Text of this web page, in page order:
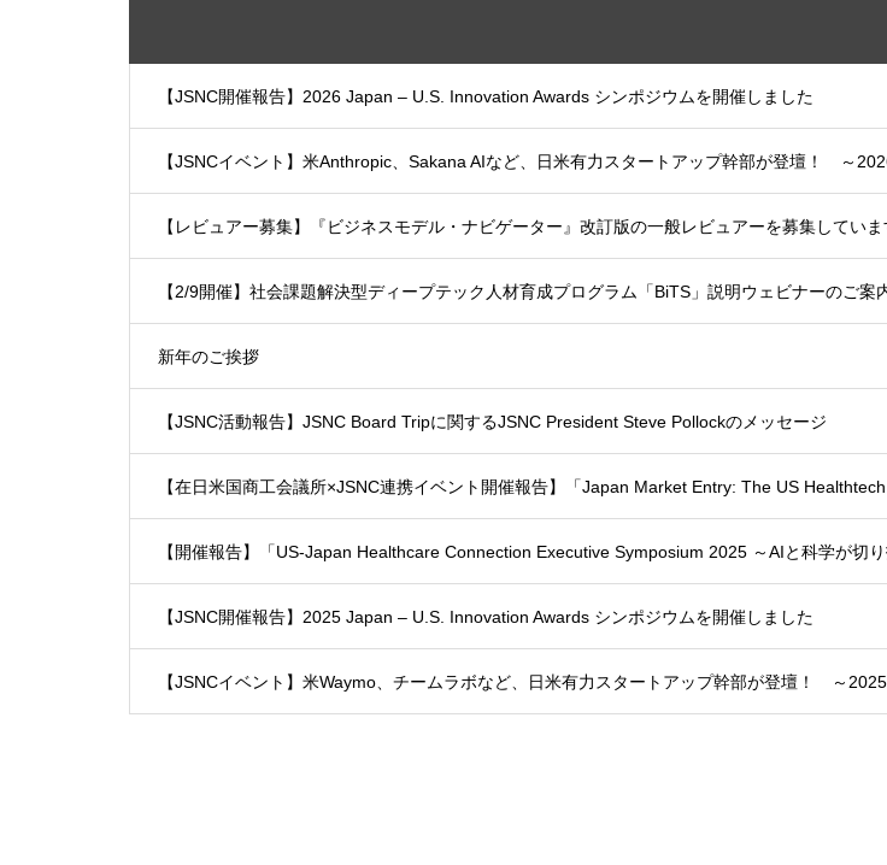
【JSNC開催報告】2026 Japan – U.S. Innovation Awards シンポジウムを開催しました
【JSNCイベント】米Anthropic、Sakana AIなど、日米有力スタートアップ幹部が登壇！ ～
【レビュアー募集】『ビジネスモデル・ナビゲーター』改訂版の一般レビュアーを募集していま
【2/9開催】社会課題解決型ディープテック人材育成プログラム「BiTS」説明ウェビナーのご案
新年のご挨拶
【JSNC活動報告】JSNC Board Tripに関するJSNC President Steve Pollockのメッセージ
【在日米国商工会議所×JSNC連携イベント開催報告】「Japan Market Entry: The US
【開催報告】「US-Japan Healthcare Connection Executive Symposium 2025 ～AIと科学が切
【JSNC開催報告】2025 Japan – U.S. Innovation Awards シンポジウムを開催しました
【JSNCイベント】米Waymo、チームラボなど、日米有力スタートアップ幹部が登壇！ ～